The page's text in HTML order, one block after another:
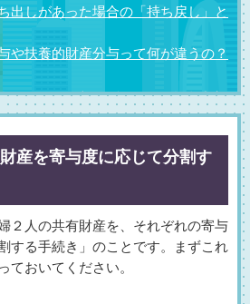
出しがあった場合の「持ち戻し」と
や扶養的財産分与って何が違うの？
産を寄与度に応じて分割す
２人の共有財産を、それぞれの寄与
する手続き」のことです。まずこれ
ておいてください。